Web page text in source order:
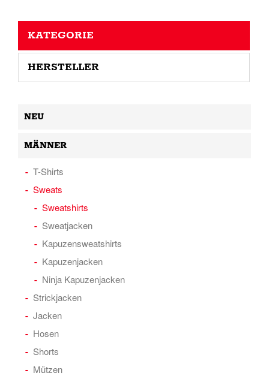
KATEGORIE
HERSTELLER
NEU
MÄNNER
T-Shirts
Sweats
Sweatshirts
Sweatjacken
Kapuzensweatshirts
Kapuzenjacken
Ninja Kapuzenjacken
Strickjacken
Jacken
Hosen
Shorts
Mützen